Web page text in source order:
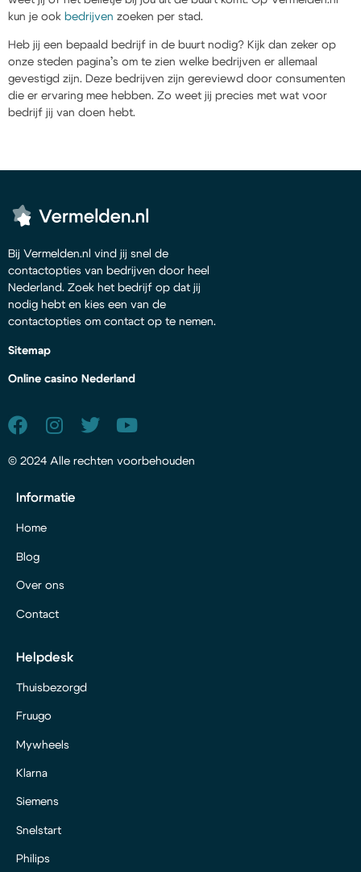
kun je ook bedrijven zoeken per stad.
Heb jij een bepaald bedrijf in de buurt nodig? Kijk dan zeker op
onze steden pagina’s om te zien welke bedrijven er allemaal
gevestigd zijn. Deze bedrijven zijn gereviewd door consumenten
die er ervaring mee hebben. Zo weet jij precies met wat voor
bedrijf jij van doen hebt.
Bij Vermelden.nl vind jij snel de
contactopties van bedrijven door heel
Nederland. Zoek het bedrijf op dat jij
nodig hebt en kies een van de
contactopties om contact op te nemen.
Sitemap
Online casino Nederland
© 2024 Alle rechten voorbehouden
Informatie
Home
Blog
Over ons
Contact
Helpdesk
Thuisbezorgd
Fruugo
Mywheels
Klarna
Siemens
Snelstart
Philips